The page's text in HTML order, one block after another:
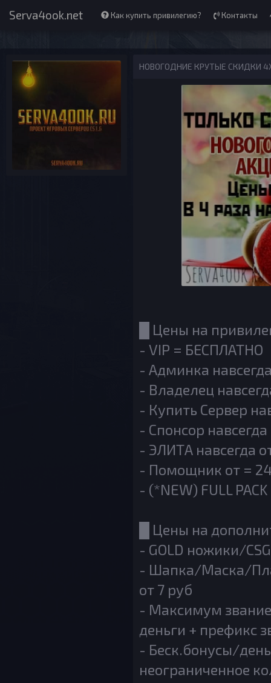
Serva4ook.net Как купить привилегию? Контакты
НОВОГОДНИЕ КРУТЫЕ СКИДКИ
█ Цены на
- VIP = БЕСПЛАТНО
- Админка
- Владелец
- Купить Сервер
- Спонсор
- ЭЛИТА навсегда
- Помощник от =
- (*NEW) FULL
█ Цены на
- GOLD ножики/
- Шапка/Маска/
от 7 руб
- Maксимум
деньги + префикс
- Беск.бонусы/
неограниченное